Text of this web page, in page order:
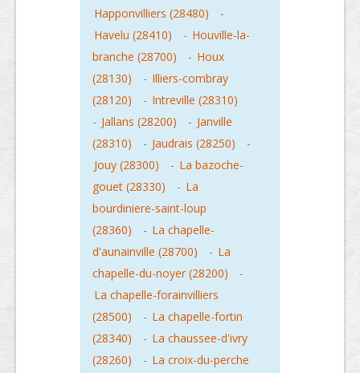
Happonvilliers (28480)
-
Havelu (28410)
- Houville-la-
branche (28700)
- Houx
(28130)
- Illiers-combray
(28120)
- Intreville (28310)
- Jallans (28200) - Janville
(28310)
- Jaudrais (28250)
-
Jouy (28300)
- La bazoche-
gouet (28330)
- La
bourdiniere-saint-loup
(28360)
- La chapelle-
d'aunainville (28700)
- La
chapelle-du-noyer (28200)
-
La chapelle-forainvilliers
(28500)
- La chapelle-fortin
(28340)
- La chaussee-d'ivry
(28260)
- La croix-du-perche